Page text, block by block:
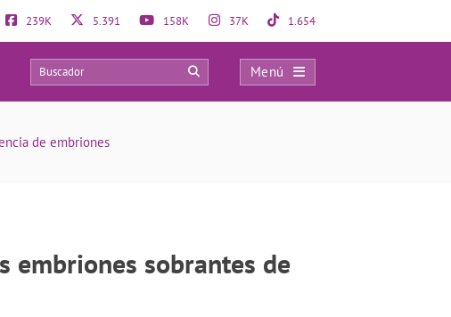
239K 5.391 158K 37K 1.654
Menú
15
de embriones
embriones sobrantes de